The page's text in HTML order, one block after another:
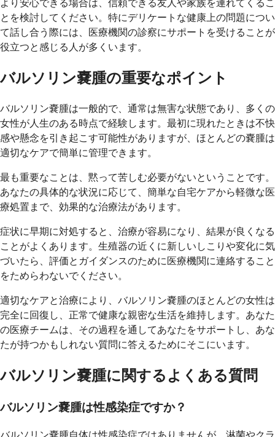
より安心できる場合は、信頼できる友人や家族を連れてくるこ
とを検討してください。特にデリケートな健康上の問題につい
て話し合う際には、医療機関の診察にサポートを受けることが
役立つと感じる人が多くいます。
バルソリン嚢腫の重要なポイント
バルソリン嚢腫は一般的で、通常は無害な状態であり、多くの
女性が人生のある時点で経験します。最初に現れたときは不快
感や懸念を引き起こす可能性がありますが、ほとんどの嚢腫は
適切なケアで簡単に管理できます。
最も重要なことは、黙って苦しむ必要がないということです。
あなたの具体的な状況に応じて、簡単な自宅ケアから軽微な医
療処置まで、効果的な治療法があります。
症状に早期に対処すると、治療が容易になり、結果が良くなる
ことがよくあります。生殖器の近くに新しいしこりや変化に気
づいたら、評価とガイダンスのために医療機関に連絡すること
をためらわないでください。
適切なケアと治療により、バルソリン嚢腫のほとんどの女性は
完全に回復し、正常で健康な親密な生活を維持します。あなた
の医療チームは、その過程を通してあなたをサポートし、あな
たが持つかもしれない質問に答えるためにそこにいます。
バルソリン嚢腫に関するよくある質問
バルソリン嚢腫は性感染症ですか？
バルソリン嚢腫自体は性感染症ではありませんが、淋菌やクラ